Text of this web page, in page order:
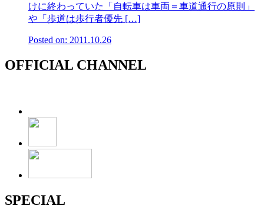
けに終わっていた「自転車は車両＝車道通行の原則」
や「歩道は歩行者優先 […]
Posted on: 2011.10.26
OFFICIAL CHANNEL
SPECIAL